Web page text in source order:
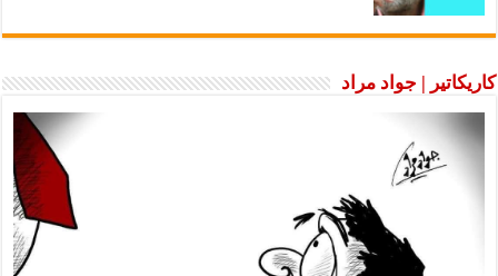
كاريكاتير | جواد مراد